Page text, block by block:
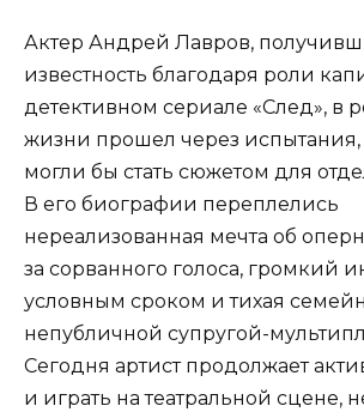
Актер Андрей Лавров,
известность благодаря роли
детективном сериале «След», в
жизни прошел через испытания,
могли бы стать сюжетом для
В его биографии переплелись
нереализованная мечта об
за сорванного голоса, громкий
условным сроком и тихая
непубличной супругой-
Сегодня артист продолжает
и играть на театральной сцене,